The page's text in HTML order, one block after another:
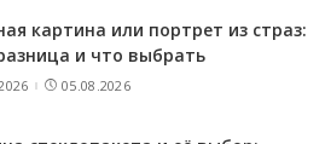
картина или портрет из страз:
и что выбрать
05.08.2026